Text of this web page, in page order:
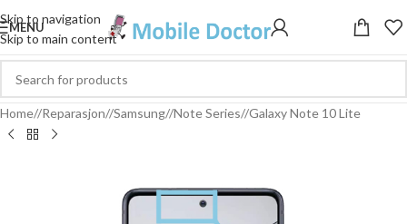
Skip to navigation
Skip to main content
MENU
Home/ Reparasjon/ Samsung/ Note Series/ Galaxy Note 10 Lite